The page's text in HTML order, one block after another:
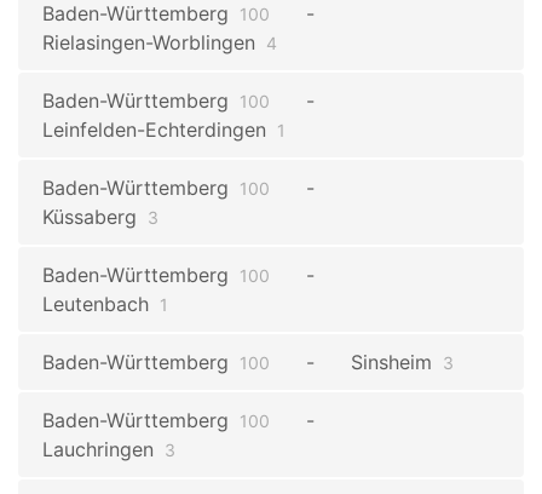
Baden-Württemberg 100
Rielasingen-Worblingen 4
Baden-Württemberg 100
Leinfelden-Echterdingen 1
Baden-Württemberg 100
Küssaberg 3
Baden-Württemberg 100
Leutenbach 1
Baden-Württemberg 100 Sinsheim 3
Baden-Württemberg 100
Lauchringen 3